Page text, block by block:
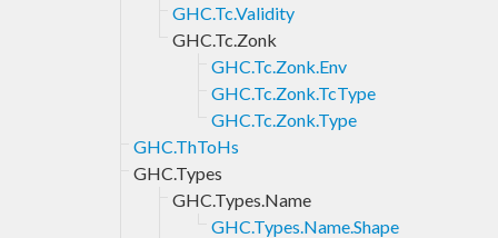
GHC.Tc.Validity
GHC.Tc.Zonk
GHC.Tc.Zonk.Env
GHC.Tc.Zonk.TcType
GHC.Tc.Zonk.Type
GHC.ThToHs
GHC.Types
GHC.Types.Name
GHC.Types.Name.Shape